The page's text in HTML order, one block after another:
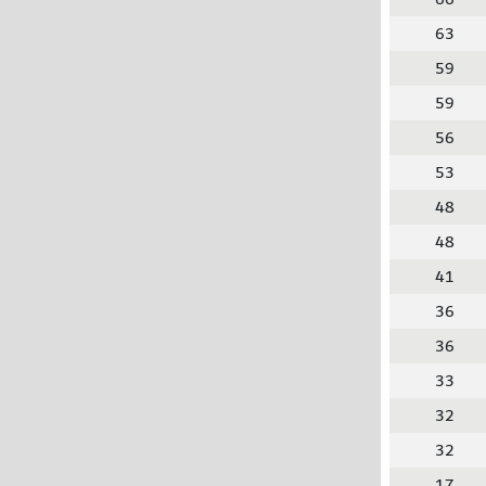
63
59
59
56
53
48
48
41
36
36
33
32
32